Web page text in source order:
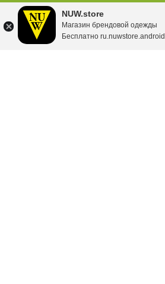
NUW.store
Магазин брендовой одежды
Бесплатно ru.nuwstore.android